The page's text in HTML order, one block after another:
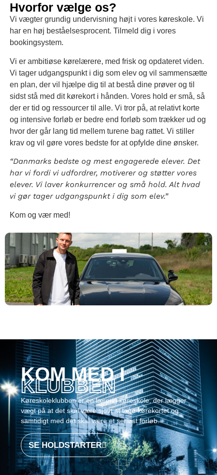
Hvorfor vælge os?
Vi vægter grundig undervisning højt i vores køreskole. Vi
har en høj beståelsesprocent. Tilmeld dig i vores
bookingsystem.
Vi er ambitiøse kørelærere, med frisk og opdateret viden.
Vi tager udgangspunkt i dig som elev og vil sammensætte
en plan, der vil hjælpe dig til at bestå dine prøver og til
sidst stå med dit kørekort i hånden. Vores hold er små, så
der er tid og ressourcer til alle. Vi tror på, at relativt korte
og intensive forløb er bedre end forløb som trækker ud og
hvor der går lang tid mellem turene bag rattet. Vi stiller
krav og vil gøre vores bedste for at opfylde dine ønsker.
“Danmarks bedste og mest engagerede elever. Det
har vi fordi vi udfordrer, motiverer og støtter vores
elever. Vi laver konkurrencer og små hold. Alt hvad
vi gør tager udgangspunkt i dig som elev.”
Kom og vær med!
KOM MED I
KLUBBEN
Køreskoleklubben er en lærerig køreskole, der lægger
vægt på at det skal være sjovt at tage kørekortet og
samtidigt med det skal være et seriøst forløb.
SE HOLDSTARTER